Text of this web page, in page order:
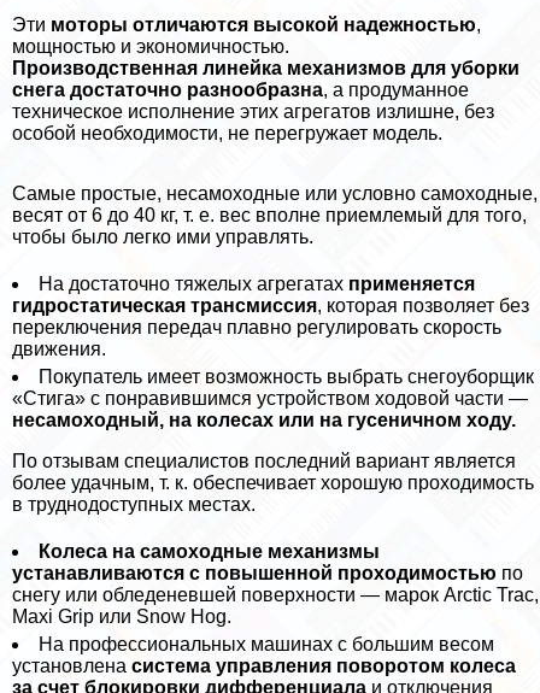
Эти моторы отличаются высокой надежностью,
мощностью и экономичностью.
Производственная линейка механизмов для уборки
снега достаточно разнообразна, а продуманное
техническое исполнение этих агрегатов излишне, без
особой необходимости, не перегружает модель.
Самые простые, несамоходные или условно самоходные,
весят от 6 до 40 кг, т. е. вес вполне приемлемый для того,
чтобы было легко ими управлять.
На достаточно тяжелых агрегатах применяется
гидростатическая трaнcмиссия, которая позволяет без
переключения передач плавно регулировать скорость
движения.
Покупатель имеет возможность выбрать снегоуборщик
«Стига» с понравившимся устройством ходовой части —
несамоходный, на колесах или на гусеничном ходу.
По отзывам специалистов последний вариант является
более удачным, т. к. обеспечивает хорошую проходимость
в труднодоступных местах.
Колеса на самоходные механизмы
устанавливаются с повышенной проходимостью по
снегу или обледеневшей поверхности — марок Arctic Trac,
Maxi Grip или Snow Hog.
На профессиональных машинах с большим весом
установлена система управления поворотом колеса
за счет блокировки дифференциала и отключения